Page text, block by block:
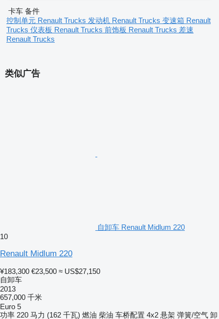
卡车 备件
控制单元 Renault Trucks 发动机 Renault Trucks 变速箱 Renault
Trucks 仪表板 Renault Trucks 前饰板 Renault Trucks 差速
Renault Trucks
类似广告
自卸车 Renault Midlum 220
10
Renault Midlum 220
¥183,300 €23,500 ≈ US$27,150
自卸车
2013
657,000 千米
Euro 5
功率 220 马力 (162 千瓦) 燃油 柴油 车桥配置 4x2 悬架 弹簧/空气 卸